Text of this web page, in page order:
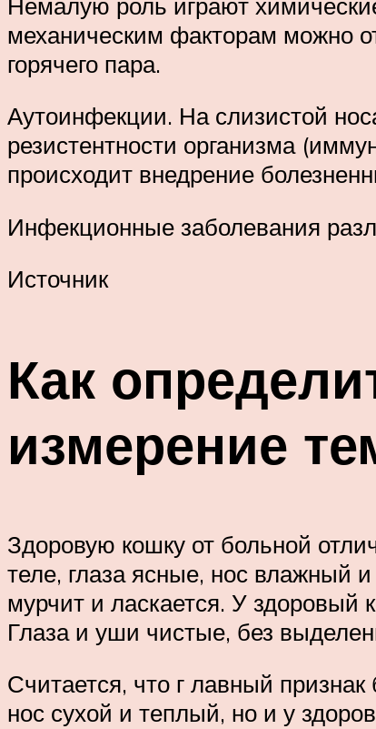
механическим факторам можно
горячего пара.
Аутоинфекции. На слизистой
резистентности организма
происходит внедрение
Инфекционные заболевания
Источник
Как
измерение
Здоровую кошку от больной
теле, глаза ясные, нос влажный
мурчит и ласкается. У здоровый
Глаза и уши чистые, без
Считается, что г лавный
нос сухой и теплый, но и у